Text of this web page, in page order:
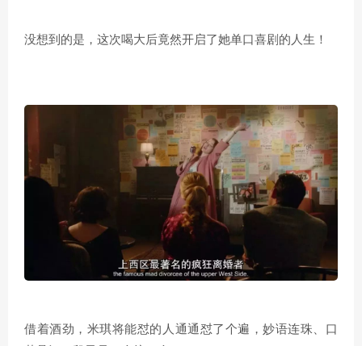
没想到的是，这次喝大后竟然开启了她单口喜剧的人生！
借着酒劲，米琪将能怼的人通通怼了个遍，妙语连珠、口